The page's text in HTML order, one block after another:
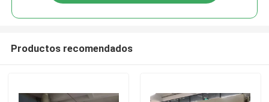
Productos recomendados